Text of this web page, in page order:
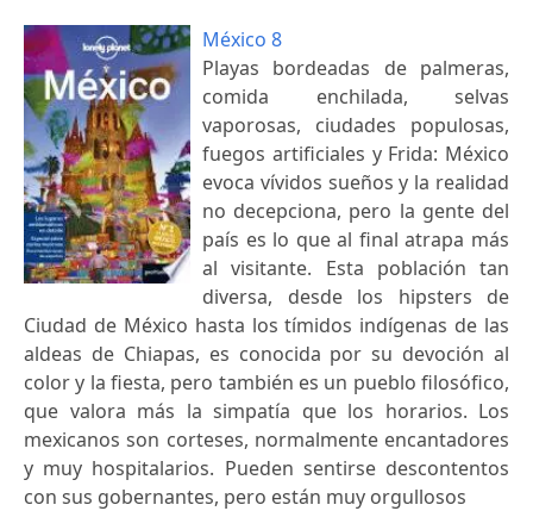
México 8
Playas bordeadas de palmeras,
comida enchilada, selvas
vaporosas, ciudades populosas,
fuegos artificiales y Frida: México
evoca vívidos sueños y la realidad
no decepciona, pero la gente del
país es lo que al final atrapa más
al visitante. Esta población tan
diversa, desde los hipsters de
Ciudad de México hasta los tímidos indígenas de las
aldeas de Chiapas, es conocida por su devoción al
color y la fiesta, pero también es un pueblo filosófico,
que valora más la simpatía que los horarios. Los
mexicanos son corteses, normalmente encantadores
y muy hospitalarios. Pueden sentirse descontentos
con sus gobernantes, pero están muy orgullosos